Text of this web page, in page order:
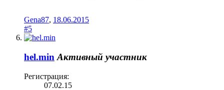
Gena87, 18.06.2015
#5
hel.min Активный участник
Регистрация:
07.02.15